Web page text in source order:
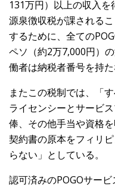
131万円）以上の収入
源泉徴収税が課される
するために、全ての
ペソ（約2万7,000円）
働者は納税者番号を持た
またこの税制では、「
ライセンシーとサービ
俸、その他手当や資格
契約書の原本をフィリ
らない」としている。
認可済みのPOGOサー